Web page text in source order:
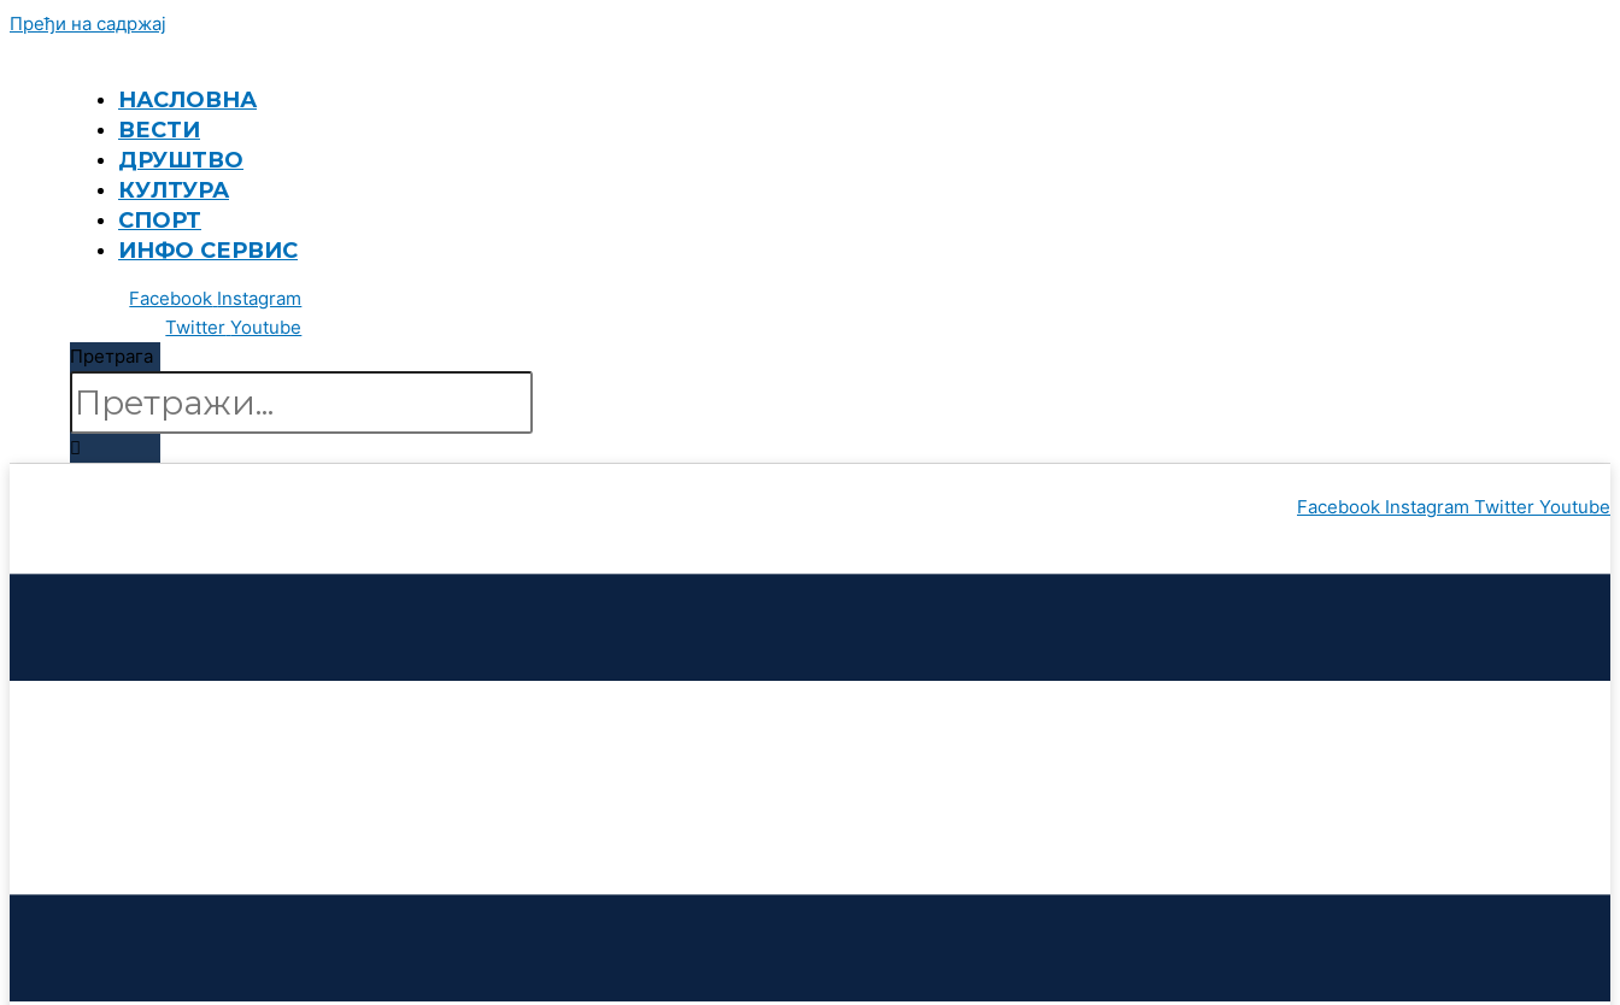
Пређи на садржај
НАСЛОВНА
ВЕСТИ
ДРУШТВО
КУЛТУРА
СПОРТ
ИНФО СЕРВИС
Facebook Instagram
Twitter Youtube
Претрага
Facebook Instagram Twitter Youtube